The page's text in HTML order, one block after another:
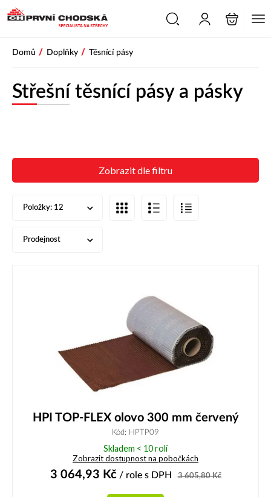
Domů / Doplňky / Těsnící pásy
Střešní těsnící pásy a pásky
Zobrazit dle filtru
Položky: 12
Prodejnost
HPI TOP-FLEX olovo 300 mm červený
Kód: HPTP09
Skladem < 10 rolí
Zobrazit dostupnost na pobočkách
3 064,93 Kč/ role s DPH 3 605,80Kč